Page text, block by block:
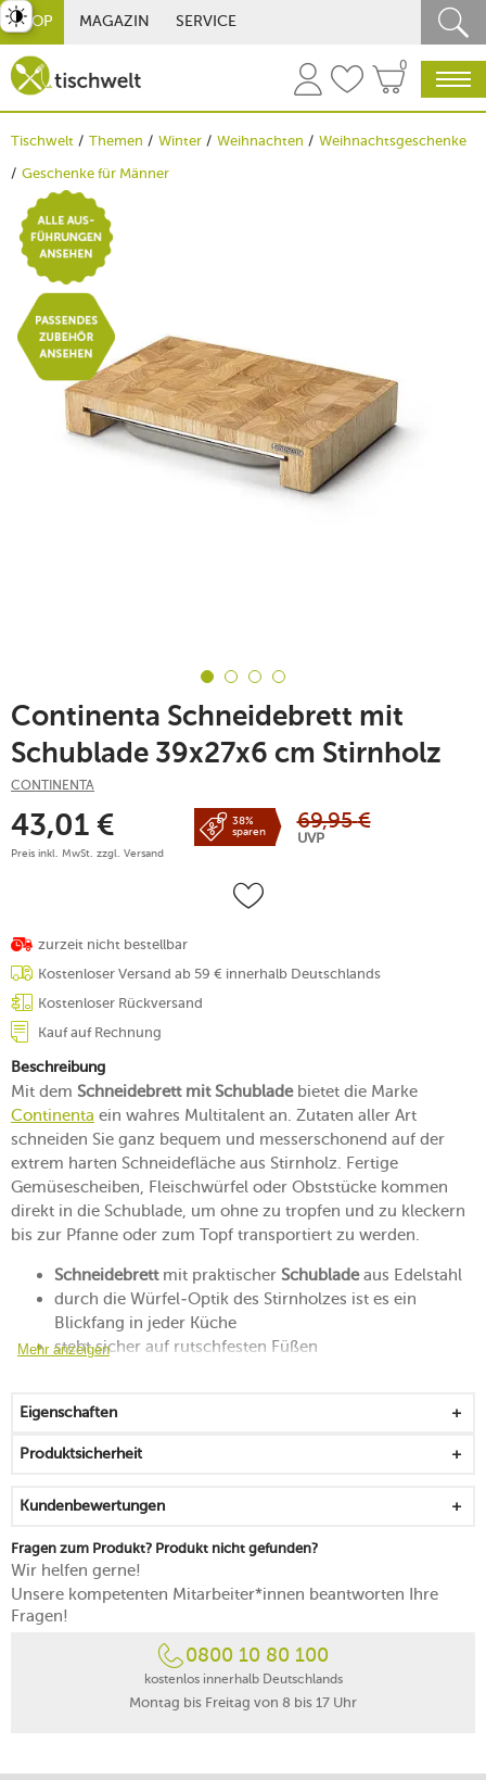
SHOP MAGAZIN SERVICE
0
Tischwelt Themen Winter Weihnachten
Weihnachtsgeschenke
Geschenke für Männer
Continenta Schneidebrett mit
Schublade 39x27x6 cm Stirnholz
CONTINENTA
43,01 €
Preis inkl. MwSt. zzgl. Versand
38%
sparen
69,95 €
UVP
zurzeit nicht bestellbar
Kostenloser Versand ab 59 € innerhalb Deutschlands
Kostenloser Rückversand
Kauf auf Rechnung
Beschreibung
Mit dem Schneidebrett mit Schubladebietet die Marke
Continenta ein wahres Multitalent an. Zutaten aller Art
schneiden Sie ganz bequem und messerschonend auf der
extrem harten Schneidefläche aus Stirnholz. Fertige
Gemüsescheiben, Fleischwürfel oder Obststücke kommen
direkt in die Schublade, um ohne zu tropfen und zu kleckern
bis zur Pfanne oder zum Topf transportiert zu werden.
Schneidebrett mit praktischer Schubladeaus Edelstahl
durch die Würfel-Optik des Stirnholzes ist es ein
Blickfang in jeder Küche
steht sicher auf rutschfesten Füßen
der Behälter aus Edelstahl ist zur Weiterverarbeitung im
Backofen bis 250 °C geeignet
Schneidebrett geölt, mit feuchtem Tuch abwischbar
Mehr anzeigen
Eigenschaften
Produktsicherheit
Kundenbewertungen
Fragen zum Produkt? Produkt nicht gefunden?
Wir helfen gerne!
Unsere kompetenten Mitarbeiter*innen beantworten Ihre
Fragen!
0800 10 80 100
kostenlos innerhalb Deutschlands
Montag bis Freitag von 8 bis 17 Uhr
umschalten